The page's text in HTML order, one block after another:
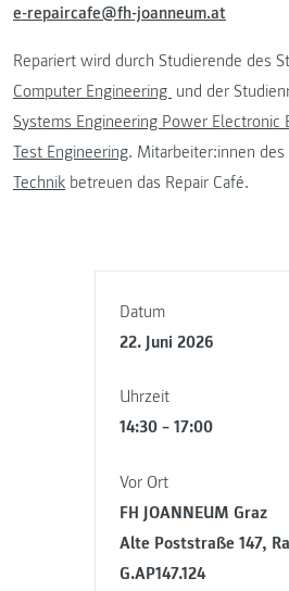
Datum
22. Juni 2026
Uhrzeit
14:30 – 17:00
Vor Ort
FH JOANNEUM Graz
Alte Poststraße 147,
G.AP147.124
e-repaircafe@fh-joanneum.at
Repariert wird durch Studierende des
Computer Engineering und der
Systems Engineering Power Electronic
Test Engineering. Mitarbeiter:innen
Technik betreuen das Repair Café.